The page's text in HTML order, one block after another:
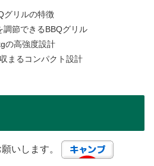
グリルの特徴
調節できるBBQグリル
の高強度設計
まるコンパクト設計
いします。